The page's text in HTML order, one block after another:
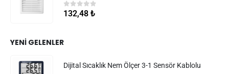
05 üzerinden
132,48 ₺
YENI GELENLER
Dijital Sıcaklık Nem Ölçer 3-1 Sensör Kablolu